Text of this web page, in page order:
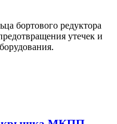
бортового редуктора
утечек и